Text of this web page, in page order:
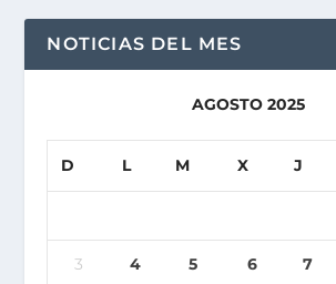
NOTICIAS DEL MES
AGOSTO 2025
D L M X J
3 4 5 6 7